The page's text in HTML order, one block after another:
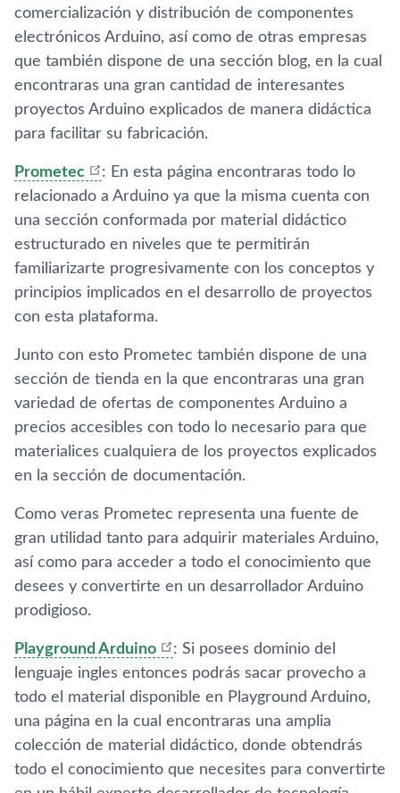
comercialización y distribución de componentes
electrónicos Arduino, así como de otras empresas
que también dispone de una sección blog, en la cual
encontraras una gran cantidad de interesantes
proyectos Arduino explicados de manera didáctica
para facilitar su fabricación.
Prometec
: En esta página encontraras todo lo
relacionado a Arduino ya que la misma cuenta con
una sección conformada por material didáctico
estructurado en niveles que te permitirán
familiarizarte progresivamente con los conceptos y
principios implicados en el desarrollo de proyectos
con esta plataforma.
Junto con esto Prometec también dispone de una
sección de tienda en la que encontraras una gran
variedad de ofertas de componentes Arduino a
precios accesibles con todo lo necesario para que
materialices cualquiera de los proyectos explicados
en la sección de documentación.
Como veras Prometec representa una fuente de
gran utilidad tanto para adquirir materiales Arduino,
así como para acceder a todo el conocimiento que
desees y convertirte en un desarrollador Arduino
prodigioso.
Playground Arduino
: Si posees dominio del
lenguaje ingles entonces podrás sacar provecho a
todo el material disponible en Playground Arduino,
una página en la cual encontraras una amplia
colección de material didáctico, donde obtendrás
todo el conocimiento que necesites para convertirte